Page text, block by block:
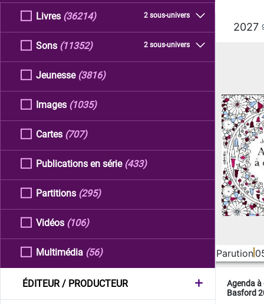
Livres 2 sous-univers
(36214)
Sons 2 sous-univers
(11352)
Jeunesse (3816)
Images (1035)
Cartes (707)
Publications en série (433)
Partitions (295)
Vidéos (106)
Multimédia (56)
ÉDITEUR / PRODUCTEUR
2027
Parution
Agenda
Basford